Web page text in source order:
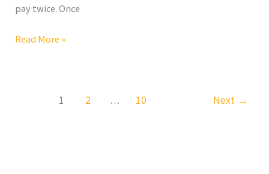
pay twice. Once
Read More »
1 2 … 10 Next →